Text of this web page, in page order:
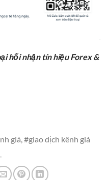
hối nhận tín hiệu Forex &
giá, #giao dịch kênh giá